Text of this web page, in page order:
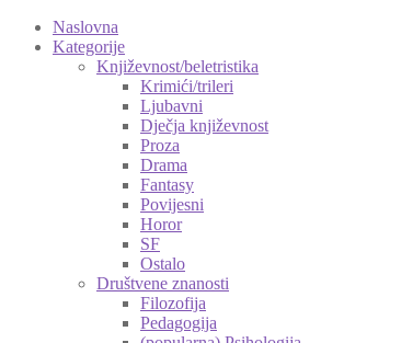
Naslovna
Kategorije
Književnost/beletristika
Krimići/trileri
Ljubavni
Dječja književnost
Proza
Drama
Fantasy
Povijesni
Horor
SF
Ostalo
Društvene znanosti
Filozofija
Pedagogija